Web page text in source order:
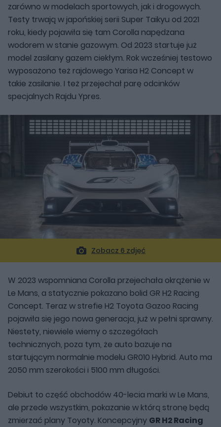
zarówno w modelach sportowych, jak i drogowych.
Testy trwają w japońskiej serii Super Taikyu od 2021
roku, kiedy pojawiła się tam Corolla napędzana
wodorem w stanie gazowym. Od 2023 startuje już
model zasilany gazem ciekłym. Rok wcześniej testowo
wyposażono też rajdowego Yarisa H2 Concept w
takie zasilanie. I też przejechał parę odcinków
specjalnych Rajdu Ypres.
Zobacz 6 zdjęć
W 2023 wspomniana Corolla przejechała okrążenie w
Le Mans, a statycznie pokazano bolid GR H2 Racing
Concept. Teraz w strefie H2 Toyota Gazoo Racing
pojawiła się jego nowa generacja, już w pełni sprawny.
Niestety, niewiele wiemy o szczegółach
technicznych, poza tym, że auto bazuje na
startującym normalnie modelu GR010 Hybrid. Auto ma
2050 mm szerokości i 5100 mm długości.
Debiut to część obchodów 40-lecia marki w Le Mans,
ale przede wszystkim, pokazanie w którą stronę będą
zmierzać plany Toyoty. Koncepcyjny GR H2 Racing